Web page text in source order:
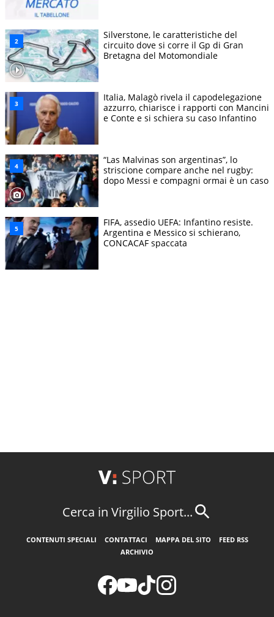
Silverstone, le caratteristiche del
circuito dove si corre il Gp di Gran
Bretagna del Motomondiale
Italia, Malagò rivela il capodelegazione
azzurro, chiarisce i rapporti con Mancini
e Conte e si schiera su caso Infantino
“Las Malvinas son argentinas”, lo
striscione compare anche nel rugby:
dopo Messi e compagni ormai è un caso
FIFA, assedio UEFA: Infantino resiste.
Argentina e Messico si schierano,
CONCACAF spaccata
Cerca in Virgilio Sport...
CONTENUTI SPECIALI CONTATTACI MAPPA DEL SITO
FEED RSS
ARCHIVIO